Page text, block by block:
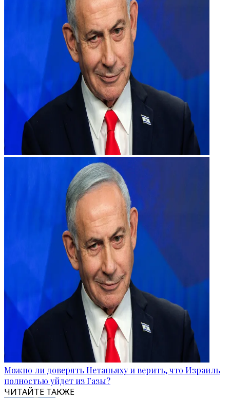
Можно ли доверять Нетаньяху и верить, что Израиль
полностью уйдет из Газы?
ЧИТАЙТЕ ТАКЖЕ